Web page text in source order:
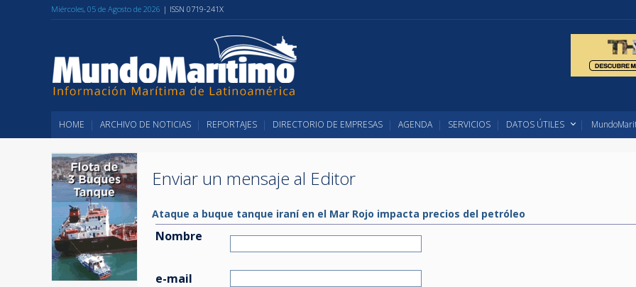
Miércoles, 05 de Agosto de 2026 | ISSN 0719-241X
HOME ARCHIVO DE NOTICIAS REPORTAJES DIRECTORIO DE EMPRESAS AGENDA SERVICIOS DATOS ÚTILES
Enviar un mensaje al Editor
Ataque a buque tanque iraní en el Mar Rojo impacta precios del petróleo
Nombre
e-mail